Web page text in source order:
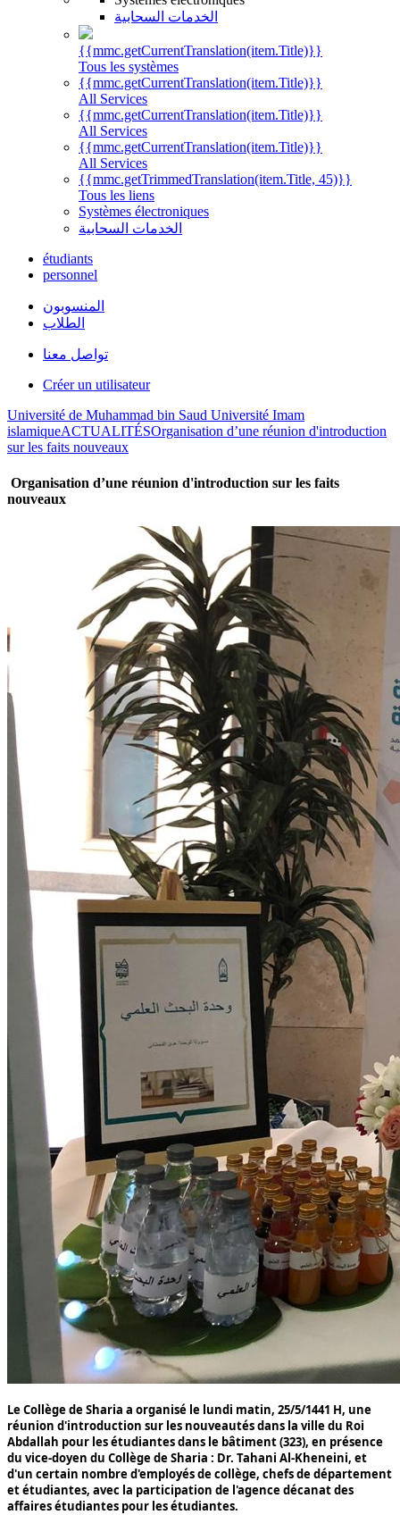
الخدمات السحابية
{{mmc.getCurrentTranslation(item.Title)}}
Tous les systèmes
{{mmc.getCurrentTranslation(item.Title)}}
All Services
{{mmc.getCurrentTranslation(item.Title)}}
All Services
{{mmc.getCurrentTranslation(item.Title)}}
All Services
{{mmc.getTrimmedTranslation(item.Title, 45)}}
Tous les liens
Systèmes électroniques
الخدمات السحابية
étudiants
personnel
المنسوبون
الطلاب
تواصل معنا
Créer un utilisateur
Université de Muhammad bin Saud Université Imam
islamiqueACTUALITÉSOrganisation d’une réunion d'introduction
sur les faits nouveaux
Organisation d’une réunion d'introduction sur les faits
nouveaux
Le Collège de Sharia a organisé le lundi matin, 25/5/1441 H, une
réunion d'introduction sur les nouveautés dans la ville du Roi
Abdallah pour les étudiantes dans le bâtiment (323), en présence
du vice-doyen du Collège de Sharia : Dr. Tahani Al-Kheneini, et
d'un certain nombre d'employés de collège, chefs de département
et étudiantes, avec la participation de l'agence décanat des
affaires étudiantes pour les étudiantes.